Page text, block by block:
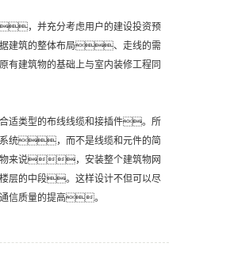
，并充分考虑用户的建设投资预
建筑的整体布局、走线的需
建筑物的基础上与室内装修工程同
适类型的布线线缆和接插件。所
系统，而不是线缆和元件的简
来说，安装整个建筑物网
的中段。这样设计不但可以尽
信质量的提高。